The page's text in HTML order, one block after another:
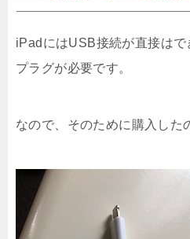
iPadにはUSB接続が直接は
プラグが必要です。
なので、そのために購入した